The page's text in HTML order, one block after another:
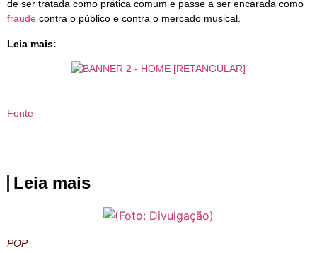
de ser tratada como prática comum e passe a ser encarada como
fraude contra o público e contra o mercado musical.
Leia mais:
Fonte
Leia mais
POP